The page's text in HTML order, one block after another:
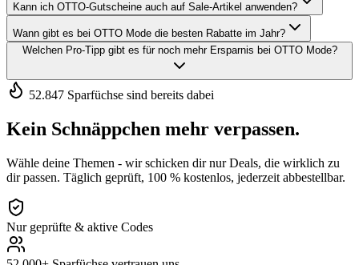
Kann ich OTTO-Gutscheine auch auf Sale-Artikel anwenden?
Wann gibt es bei OTTO Mode die besten Rabatte im Jahr?
Welchen Pro-Tipp gibt es für noch mehr Ersparnis bei OTTO Mode?
52.847 Sparfüchse sind bereits dabei
Kein Schnäppchen mehr verpassen.
Wähle deine Themen - wir schicken dir nur Deals, die wirklich zu
dir passen. Täglich geprüft, 100 % kostenlos, jederzeit abbestellbar.
Nur geprüfte & aktive Codes